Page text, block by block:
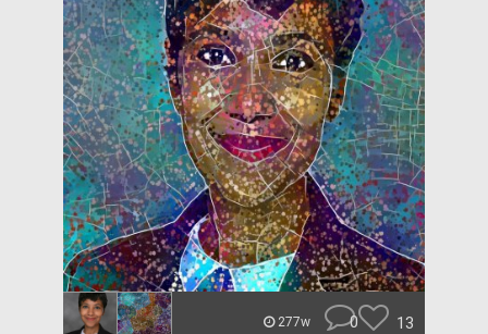
277w 0 13